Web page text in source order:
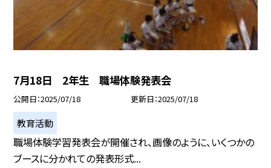
7月18日 2年生 職場体験発表会
公開日 2025/07/18 更新日 2025/07/18
教育活動
職場体験学習発表会が開催され、画像のように、いくつかの
ブースに分かれての発表形式...